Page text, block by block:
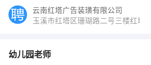
云南红塔广告装璜有限公司
玉溪市红塔区珊瑚路二号三楼红塔
幼儿园老师